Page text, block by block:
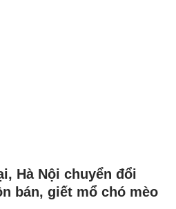
Hà Nội chuyển đổi
bán, giết mổ chó mèo